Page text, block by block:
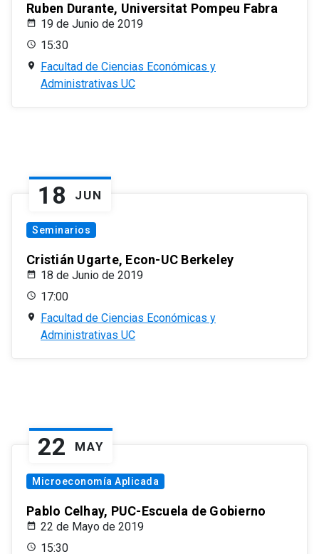
Ruben Durante, Universitat Pompeu Fabra
19 de Junio de 2019
15:30
Facultad de Ciencias Económicas y
Administrativas UC
18 JUN
Seminarios
Cristián Ugarte, Econ-UC Berkeley
18 de Junio de 2019
17:00
Facultad de Ciencias Económicas y
Administrativas UC
22 MAY
Microeconomía Aplicada
Pablo Celhay, PUC-Escuela de Gobierno
22 de Mayo de 2019
15:30